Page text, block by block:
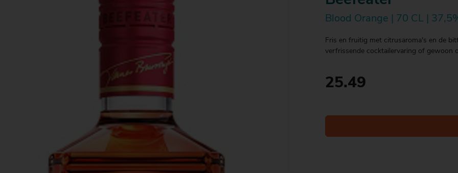
Blood Orange | 70 CL |
Fris en fruitig met citrusaroma's en de
verfrissende cocktailervaring of gewoon
25.49